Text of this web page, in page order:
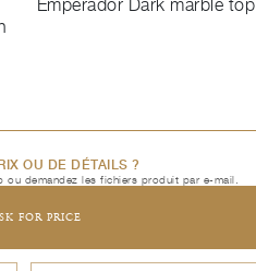
Emperador Dark marble top
OU DE DÉTAILS ?
ou demandez les fichiers produit par e-mail.
FOR PRICE